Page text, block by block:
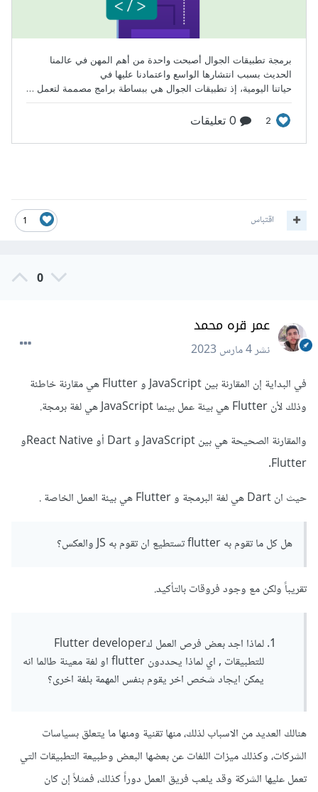
1 اقتباس
0
عمر قره محمد
نشر4 مارس 2023
في البداية إن المقارنة بين JavaScript و Flutter هي مقارنة خاطئة
وذلك لأن Flutter هي بيئة عمل بينما JavaScript هي لغة برمجة.
والمقارنة الصحيحة هي بين JavaScript و Dart أو React Nativeو
Flutter.
حيث ان Dart هي لغة البرمجة و Flutter هي بيئة العمل الخاصة .
هل كل ما تقوم به flutter تستطيع ان تقوم به JS والعكس؟
تقريباً ولكن مع وجود فروقات بالتأكيد.
لماذا اجد بعض فرص العمل كFlutter developer
للتطبيقات , اي لماذا يحددون flutter او لغة معينة طالما انه
يمكن ايجاد شخص اخر يقوم بنفس المهمة بلغة اخرى؟
هنالك العديد من الاسباب لذلك، منها تقنية ومنها ما يتعلق بسياسات
الشركات، وكذلك ميزات اللغات عن بعضها البعض وطبيعة التطبيقات التي
تعمل عليها الشركة وقد يلعب فريق العمل دوراً كذلك، فمثلاً إن كان